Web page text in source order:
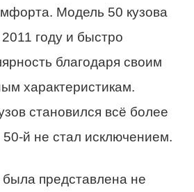
Модель 50 кузова
году и быстро
благодаря своим
характеристикам.
становился всё более
й не стал исключением.
представлена не